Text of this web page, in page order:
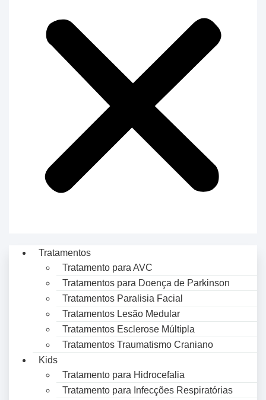
Tratamentos
Tratamento para AVC
Tratamentos para Doença de Parkinson
Tratamentos Paralisia Facial
Tratamentos Lesão Medular
Tratamentos Esclerose Múltipla
Tratamentos Traumatismo Craniano
Kids
Tratamento para Hidrocefalia
Tratamento para Infecções Respiratórias